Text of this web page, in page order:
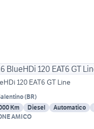
120 EAT6 GT Line
(BR)
Km Diesel Automatico
AMICO